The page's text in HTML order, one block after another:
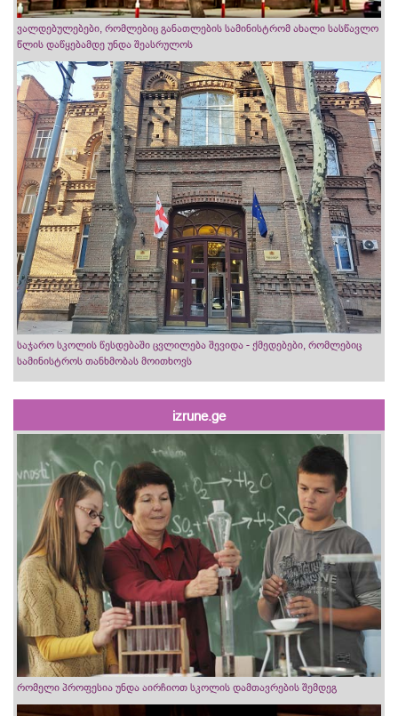
ვალდებულებები, რომლებიც განათლების სამინისტრომ ახალი სასწავლო
წლის დაწყებამდე უნდა შეასრულოს
საჯარო სკოლის წესდებაში ცვლილება შევიდა - ქმედებები, რომლებიც
სამინისტროს თანხმობას მოითხოვს
izrune.ge
რომელი პროფესია უნდა აირჩიოთ სკოლის დამთავრების შემდეგ